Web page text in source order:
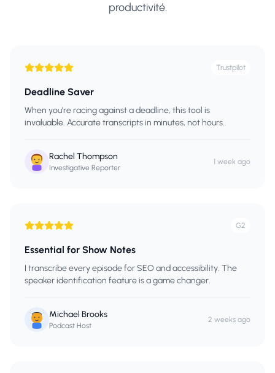
productivité.
Trustpilot
Deadline Saver
When you're racing against a deadline, this tool is
invaluable. Accurate transcripts in minutes, not hours.
Rachel Thompson
Investigative Reporter
1 week ago
G2
Essential for Show Notes
I transcribe every episode for SEO and accessibility. The
speaker identification feature is a game changer.
Michael Brooks
Podcast Host
2 weeks ago